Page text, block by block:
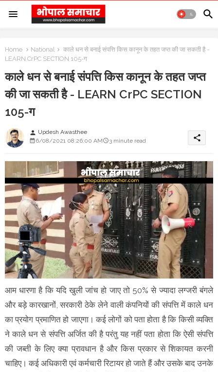
Home National
काले धन से बनाई संपत्ति किस कानून के तहत जप्त की जा सकती है -
LEARN CrPC SECTION 105-ग
काले धन से बनाई संपत्ति किस कानून के तहत जप्त
की जा सकती है - LEARN CrPC SECTION
105-ग
person Updesh Awasthee
6/08/2021 08:26:00 AM
3 minute read share
आम धारणा है कि यदि खुली जांच हो जाए तो 50% से ज्यादा लग्जरी बंगले
और बड़े कारखानों, सरकारी ठेके लेने वाली कंपनियों की संपत्ति में काले धन
का प्रयोग प्रमाणित हो जाएगा। कई लोगों को पता होता है कि किसी व्यक्ति
ने काले धन से संपत्ति अर्जित की है परंतु यह नहीं पता होता कि ऐसी संपत्ति
की जब्ती के लिए क्या प्रावधान है और किस प्रकार से शिकायत करनी
चाहिए। कई अधिकारी एवं कर्मचारी रिटायर हो जाते हैं और उसके बाद उनके